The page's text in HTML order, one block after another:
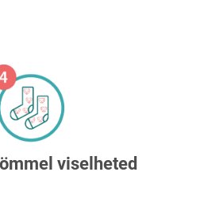
viselheted